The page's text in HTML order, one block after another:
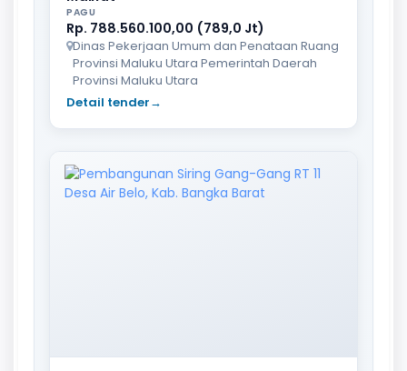
PAGU
Rp. 788.560.100,00 (789,0 Jt)
Dinas Pekerjaan Umum dan Penataan Ruang
Provinsi Maluku Utara Pemerintah Daerah
Provinsi Maluku Utara
Detail tender→